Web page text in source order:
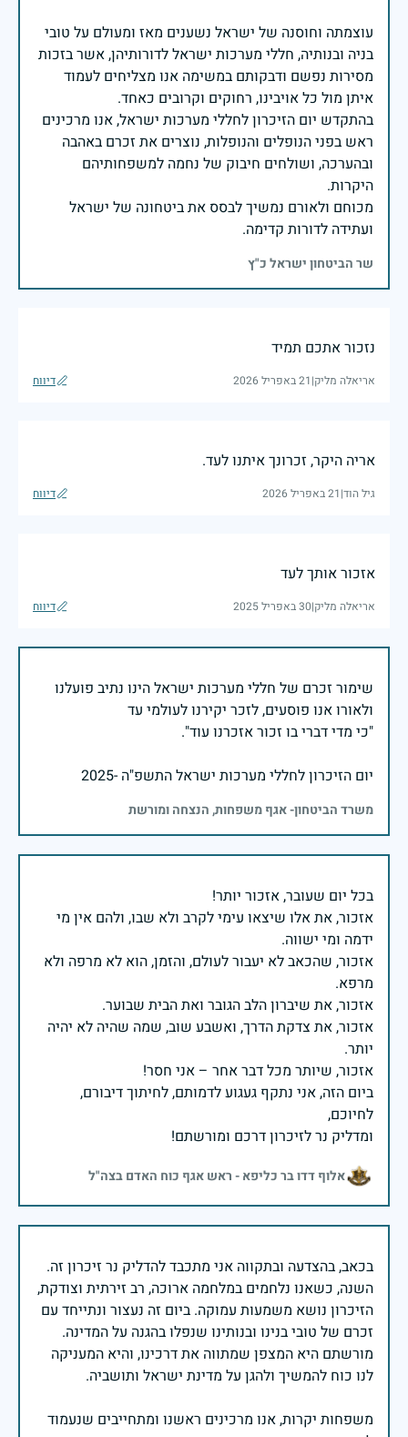
עוצמתה וחוסנה של ישראל נשענים מאז ומעולם על טובי
בניה ובנותיה, חללי מערכות ישראל לדורותיהן, אשר בזכות
מסירות נפשם ודבקותם במשימה אנו מצליחים לעמוד
בהתקדש יום הזיכרון לחללי מערכות ישראל, אנו מרכינים
ראש בפני הנופלים והנופלות, נוצרים את זכרם באהבה
ובהערכה, ושולחים חיבוק של נחמה למשפחותיהם
מכוחם ולאורם נמשיך לבסס את ביטחונה של ישראל
ועתידה לדורות קדימה.
שר הביטחון ישראל כ"ץ
נזכור אתכם תמיד
אריאלה מליק|21 באפריל 2026 דיווח
אריה היקר, זכרונך איתנו לעד.
גיל הוד|21 באפריל 2026 דיווח
אזכור אותך לעד
אריאלה מליק|30 באפריל 2025 דיווח
שימור זכרם של חללי מערכות ישראל הינו נתיב פועלנו
יום הזיכרון לחללי מערכות ישראל התשפ"ה -2025
משרד הביטחון- אגף משפחות, הנצחה ומורשת
אזכור, את אלו שיצאו עימי לקרב ולא שבו, ולהם אין מי
אזכור, שהכאב לא יעבור לעולם, והזמן, הוא לא מרפה ולא
אזכור, את צדקת הדרך, ואשבע שוב, שמה שהיה לא יהיה
ביום הזה, אני נתקף געגוע לדמותם, לחיתוך דיבורם,
ומדליק נר לזיכרון דרכם ומורשתם!
אלוף דדו בר כליפא - ראש אגף כוח האדם בצה"ל
בכאב, בהצדעה ובתקווה אני מתכבד להדליק נר זיכרון זה.
השנה, כשאנו נלחמים במלחמה ארוכה, רב זירתית וצודקת,
הזיכרון נושא משמעות עמוקה. ביום זה נעצור ונתייחד עם
זכרם של טובי בנינו ובנותינו שנפלו בהגנה על המדינה.
מורשתם היא המצפן שמתווה את דרכינו, והיא המעניקה
משפחות יקרות, אנו מרכינים ראשנו ומתחייבים שנעמוד